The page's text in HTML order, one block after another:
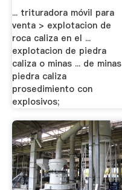
... trituradora móvil para
venta > explotacion de
roca caliza en el ...
explotacion de piedra
caliza o minas ... de minas
piedra caliza
prosedimiento con
explosivos;